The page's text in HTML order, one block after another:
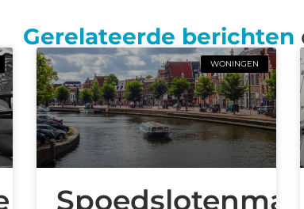
Gerelateerde berichten
WONINGEN